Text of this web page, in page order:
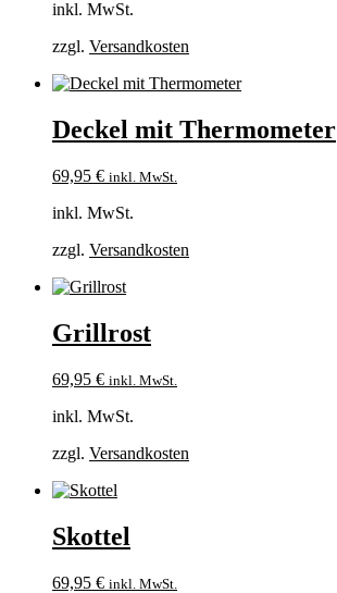
inkl. MwSt.
zzgl. Versandkosten
Deckel mit Thermometer
69,95 € inkl. MwSt.
inkl. MwSt.
zzgl. Versandkosten
Grillrost
69,95 € inkl. MwSt.
inkl. MwSt.
zzgl. Versandkosten
Skottel
69,95 € inkl. MwSt.